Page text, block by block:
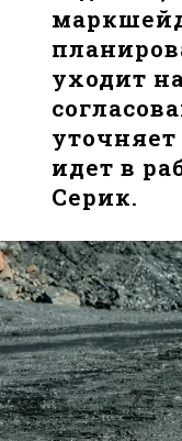
уходит
идет в
Серик.